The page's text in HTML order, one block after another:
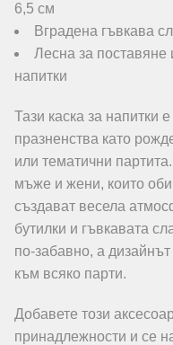
6,5 см
Вградена гъвкава
Лесна за поставяне
напитки
Тази каска за напитки
празненства като
или тематични
мъже и жени, които
създават весела
бутилки и гъвкавата
по-забавно, а
към всяко парти.
Добавете този
принадлежности и се